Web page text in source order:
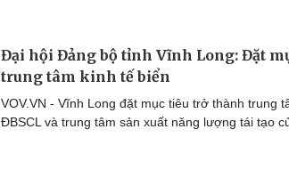
Đại hội Đảng bộ tỉnh Vĩnh Long: Đặt
trung tâm kinh tế biển
VOV.VN - Vĩnh Long đặt mục tiêu trở thành trung
ĐBSCL và trung tâm sản xuất năng lượng tái tạo